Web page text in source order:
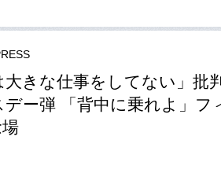
大きな仕事をしてない」批
デー弾 「背中に乗れよ」フ